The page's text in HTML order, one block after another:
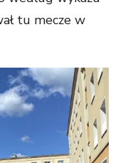
tu mecze w